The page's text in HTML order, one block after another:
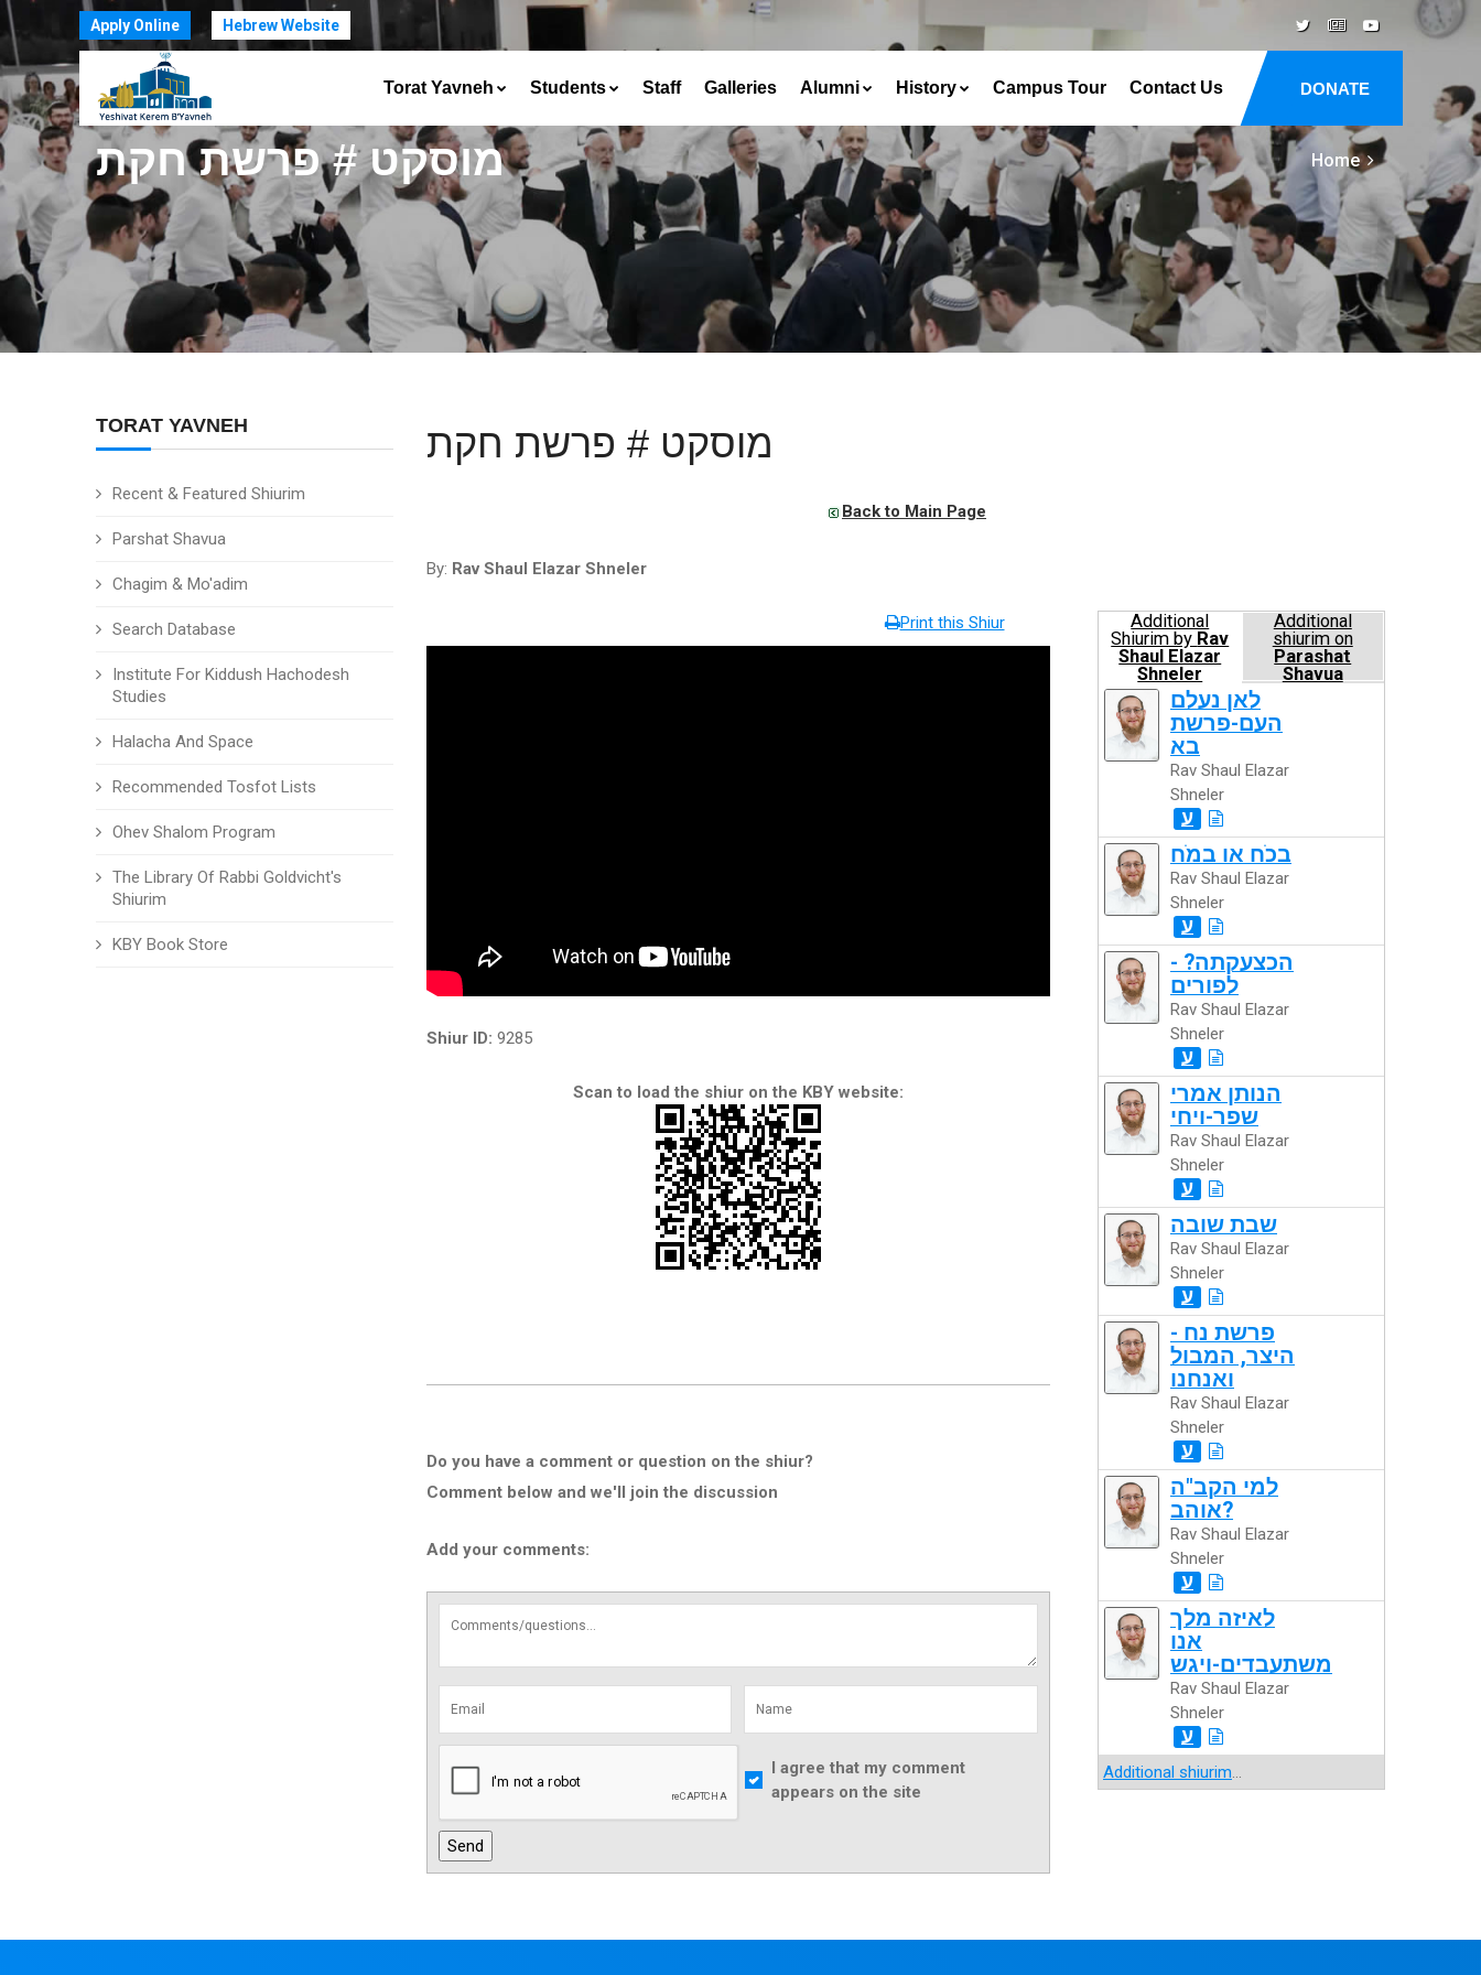
Apply Online Hebrew Website
DONATE
Torat Yavneh Students Staff Galleries Alumni History Campus Tour Contact Us
מוסקט # פרשת חקת Home
TORAT YAVNEH
Recent & Featured Shiurim
Parshat Shavua
Chagim & Mo'adim
Search Database
Institute For Kiddush Hachodesh
Studies
Halacha And Space
Recommended Tosfot Lists
Ohev Shalom Program
The Library Of Rabbi Goldvicht's
Shiurim
KBY Book Store
מוסקט # פרשת חקת
Back to Main Page
By: Rav Shaul Elazar Shneler
Print this Shiur
Shiur ID: 9285
Scan to load the shiur on the KBY website:
Do you have a comment or question on the shiur?
Comment below and we'll join the discussion
Add your comments:
I agree that my comment
appears on the site
Additional
Shiurim by Rav
Shaul Elazar
Shneler
Additional
shiurim on
Parashat
Shavua
לאן נעלם
העם-פרשת
בא
Rav Shaul Elazar
Shneler
ע
בכֹח או במֹח
Rav Shaul Elazar
Shneler
ע
הכצעקתה? -
לפורים
Rav Shaul Elazar
Shneler
ע
הנותן אמרי
שפר-ויחי
Rav Shaul Elazar
Shneler
ע
שבת שובה
Rav Shaul Elazar
Shneler
ע
פרשת נח -
היצר, המבול
ואנחנו
Rav Shaul Elazar
Shneler
ע
למי הקב"ה
אוהב?
Rav Shaul Elazar
Shneler
ע
לאיזה מלך
אנו
משתעבדים-ויגש
Rav Shaul Elazar
Shneler
ע
Additional shiurim...